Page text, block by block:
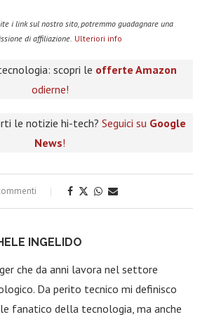
i link sul nostro sito, potremmo guadagnare una
di affiliazione. Ulteriori info
scopri le offerte Amazon
odierne!
le notizie hi-tech? Seguici su Google
News!
INGELIDO
che da anni lavora nel settore
Da perito tecnico mi definisco
fanatico della tecnologia, ma anche